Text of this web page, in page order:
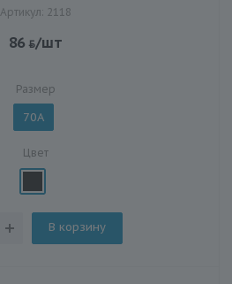
Артикул: 2118
86 /шт
Размер
70A
Цвет
В корзину